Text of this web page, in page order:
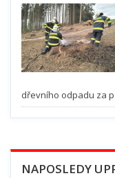
dřevního odpadu za
NAPOSLEDY